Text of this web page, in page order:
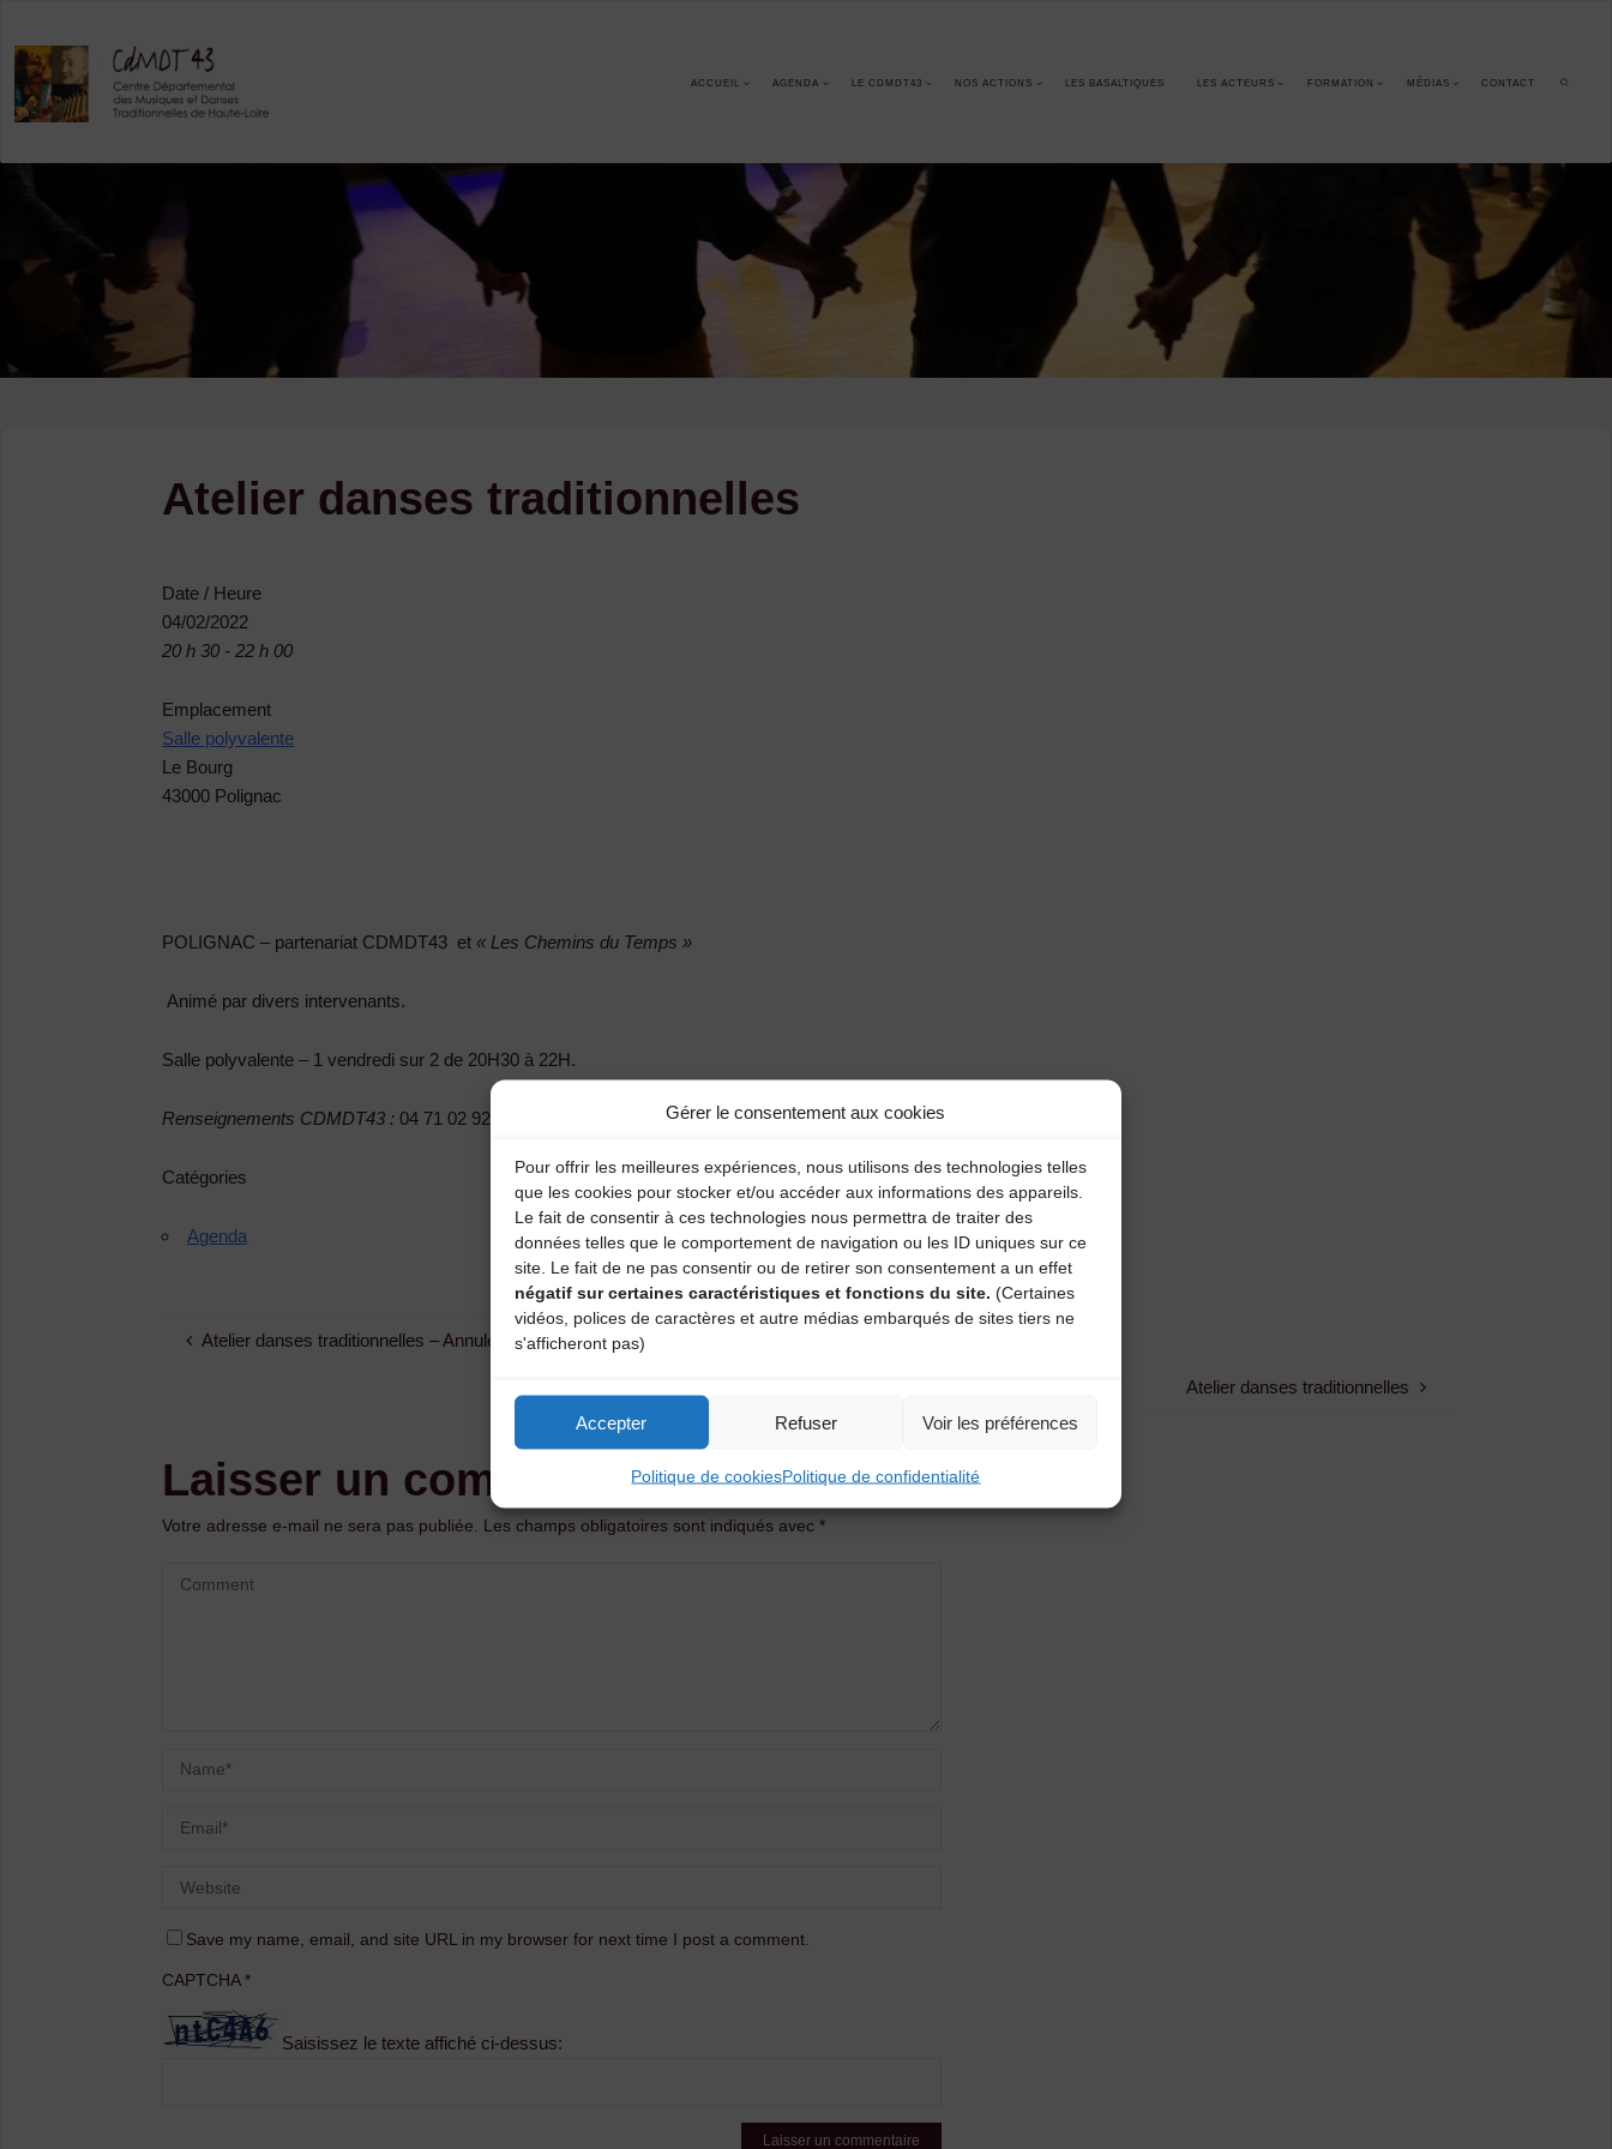
Gérer le consentement aux cookies
Pour offrir les meilleures expériences, nous utilisons des technologies telles
que les cookies pour stocker et/ou accéder aux informations des appareils.
Le fait de consentir à ces technologies nous permettra de traiter des
données telles que le comportement de navigation ou les ID uniques sur ce
site. Le fait de ne pas consentir ou de retirer son consentement a un effet
négatif sur certaines caractéristiques et fonctions du site. (Certaines
vidéos, polices de caractères et autre médias embarqués de sites tiers ne
s'afficheront pas)
Accepter Refuser Voir les préférences
Politique de cookiesPolitique de confidentialité
content
ACCUEIL AGENDA LE CDMDT43 NOS ACTIONS LES BASALTIQUES LES ACTEURS FORMATION MÉDIAS CONTACT
Atelier danses traditionnelles
Date / Heure
04/02/2022
20 h 30 - 22 h 00
Emplacement
Salle polyvalente
Le Bourg
43000 Polignac
POLIGNAC – partenariat CDMDT43 et « Les Chemins du Temps »
Animé par divers intervenants.
Salle polyvalente – 1 vendredi sur 2 de 20H30 à 22H.
Renseignements CDMDT43 :04 71 02 92 53
Catégories
Agenda
Atelier danses traditionnelles – Annulé
Atelier danses traditionnelles
Laisser un commentaire
Votre adresse e-mail ne sera pas publiée. Les champs obligatoires sont indiqués avec*
Save my name, email, and site URL in my browser for next time I post a comment.
CAPTCHA*
Saisissez le texte affiché ci-dessus: